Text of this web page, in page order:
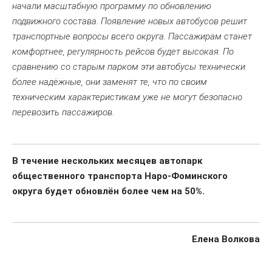
начали масштабную программу по обновлению
подвижного состава. Появление новых автобусов решит
транспортные вопросы всего округа. Пассажирам станет
комфортнее, регулярность рейсов будет высокая. По
сравнению со старым парком эти автобусы технически
более надёжные, они заменят те, что по своим
техническим характеристикам уже не могут безопасно
перевозить пассажиров.
В течение нескольких месяцев автопарк
общественного транспорта Наро-Фоминского
округа будет обновлён более чем на 50%.
Елена Волкова